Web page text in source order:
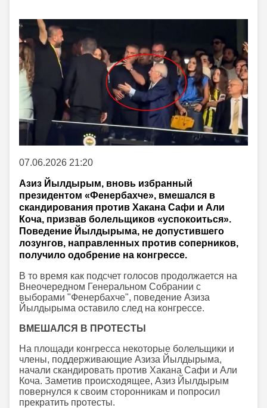
07.06.2026 21:20
Азиз Йылдырым, вновь избранный
президентом «Фенербахче», вмешался в
скандирования против Хакана Сафи и Али
Коча, призвав болельщиков «успокоиться».
Поведение Йылдырыма, не допустившего
лозунгов, направленных против соперников,
получило одобрение на конгрессе.
В то время как подсчет голосов продолжается на
Внеочередном Генеральном Собрании с
выборами "Фенербахче", поведение Азиза
Йылдырыма оставило след на конгрессе.
ВМЕШАЛСЯ В ПРОТЕСТЫ
На площади конгресса некоторые болельщики и
члены, поддерживающие Азиза Йылдырыма,
начали скандировать против Хакана Сафи и Али
Коча. Заметив происходящее, Азиз Йылдырым
повернулся к своим сторонникам и попросил
прекратить протесты.